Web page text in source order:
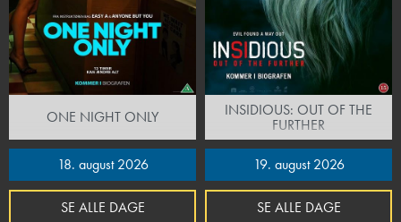
ONE NIGHT ONLY
18. august 2026
SE ALLE DAGE
INSIDIOUS: OUT OF THE
FURTHER
19. august 2026
SE ALLE DAGE